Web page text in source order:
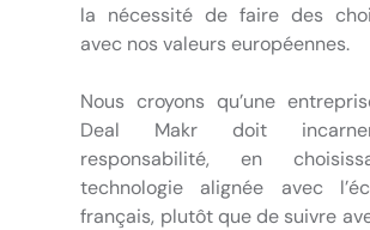
la nécessité de faire des
avec nos valeurs européennes.
Nous croyons qu’une
Deal Makr doit
responsabilité, en
technologie alignée avec
français, plutôt que de suivre